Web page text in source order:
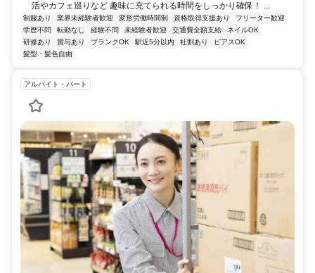
活やカフェ巡りなど 趣味に充てられる時間をしっかり確保！ ...
制服あり 業界未経験者歓迎 変形労働時間制 資格取得支援あり
フリーター歓迎
学歴不問
転勤なし 経験不問 未経験者歓迎 交通費全額支給
ネイルOK
研修あり
賞与あり ブランクOK 駅近5分以内 社割あり
ピアスOK
髪型・髪色自由
アルバイト・パート